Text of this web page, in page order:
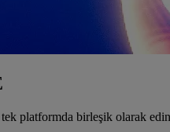
platformda birleşik olarak